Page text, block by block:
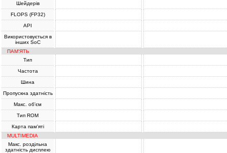
Шейдерів
FLOPS (FP32)
API
Використовується в
інших SoC
ПАМ'ЯТЬ
Тип
Частота
Шина
Пропускна здатність
Макс. об'єм
Тип ROM
Карта пам'яті
MULTIMEDIA
Макс. роздільна
здатність дисплею